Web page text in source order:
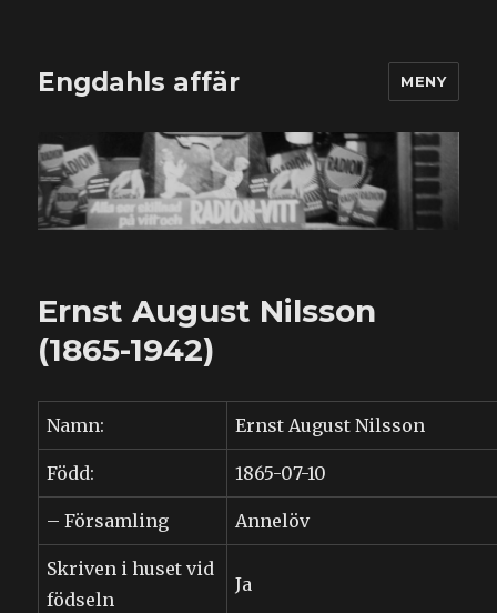
Engdahls affär MENY
Ernst August Nilsson
(1865-1942)
Namn: Ernst August Nilsson
Född: 1865-07-10
– Församling Annelöv
Skriven i huset vid
födseln
Ja